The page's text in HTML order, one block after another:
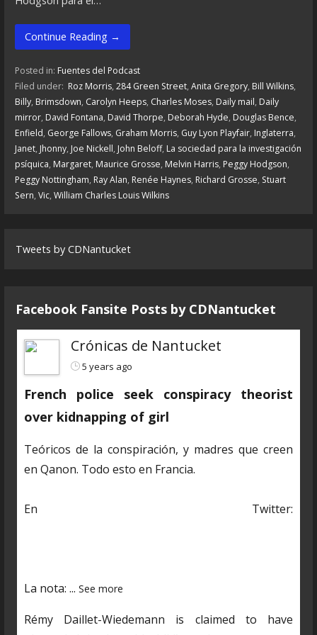
Continue Reading →
Posted in: Fuentes del Podcast
Filed under: Roz Morris, 284 Green Street, Anita Gregory, Bill Wilkins,
Billy, Brimsdown, Carolyn Heeps, Charles Moses, Daily mail, Daily
mirror, David Fontana, David Thorpe, Deborah Hyde, Douglas Bence,
Enfield, George Fallows, Graham Morris, Guy Lyon Playfair, Inglaterra,
Janet, Jhonny, Joe Nickell, John Beloff, La sociedad para la investigación
psíquica, Margaret, Maurice Grosse, Melvin Harris, Peggy Hodgson,
Peggy Nottingham, Ray Alan, Renée Haynes, Richard Grosse, Stuart
Sern, Vic, William Charles Louis Wilkins
Tweets by CDNantucket
Facebook Fansite Posts by ‎CDNantucket
Crónicas de Nantucket
5 years ago
French police seek conspiracy theorist
over kidnapping of girl
Teóricos de la conspiración, y madres que creen
en Qanon. Todo esto en Francia.
En Twitter:
La nota: ... See more
Rémy Daillet-Wiedemann is claimed to have